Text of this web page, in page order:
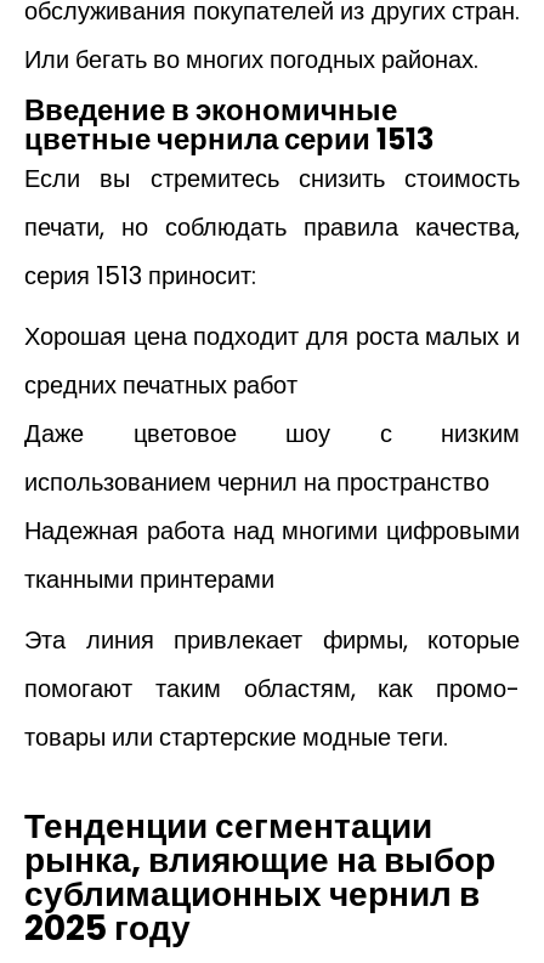
обслуживания покупателей из других стран.
Или бегать во многих погодных районах.
Введение в экономичные
цветные чернила серии 1513
Если вы стремитесь снизить стоимость
печати, но соблюдать правила качества,
серия 1513 приносит:
Хорошая цена подходит для роста малых и
средних печатных работ
Даже цветовое шоу с низким
использованием чернил на пространство
Надежная работа над многими цифровыми
тканными принтерами
Эта линия привлекает фирмы, которые
помогают таким областям, как промо-
товары или стартерские модные теги.
Тенденции сегментации
рынка, влияющие на выбор
сублимационных чернил в
2025 году